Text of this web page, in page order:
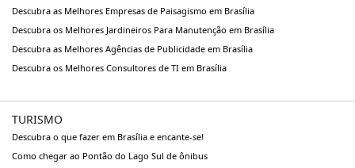
Descubra as Melhores Empresas de Paisagismo em Brasília
Descubra os Melhores Jardineiros Para Manutenção em Brasília
Descubra as Melhores Agências de Publicidade em Brasília
Descubra os Melhores Consultores de TI em Brasília
TURISMO
Descubra o que fazer em Brasília e encante-se!
Como chegar ao Pontão do Lago Sul de ônibus